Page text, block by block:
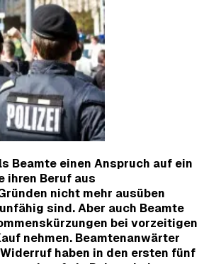
Beamte einen Anspruch auf ein
ihren Beruf aus
nicht mehr ausüben
sind. Aber auch Beamte
bei vorzeitigen
nehmen. Beamtenanwärter
haben in den ersten fünf